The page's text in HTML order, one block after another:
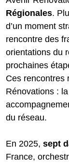
Régionales.
d’un moment
rencontre des
orientations du
prochaines
Ces rencontres
Rénovations : la
du réseau.
En 2025, sept
France,